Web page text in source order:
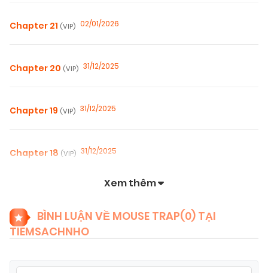
Chapter 21 (VIP) 02/01/2026
Chapter 20 (VIP) 31/12/2025
Chapter 19 (VIP) 31/12/2025
Chapter 18 (VIP) 31/12/2025
Chapter 16 (VIP) 31/12/2025
Xem thêm
BÌNH LUẬN VỀ MOUSE TRAP(0) TẠI
TIEMSACHNHO